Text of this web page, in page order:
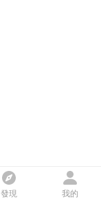
發現 我的